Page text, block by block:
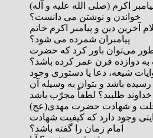
آیا پیامبر اکرم (صلی الله علیه و آله)
خواندن و نوشتن می دانست؟
اسلام آخرین دین و پیامبر اکرم خاتم
پیامبران شمرده می شود؟
1000- ‌چطور می‌توان باور کرد که حضرت
دوازده قرن عمر کرده باشد؟
در روایات شیعه، دعا یا دستوری وجود
باشد و بتوان به وسیله آن
998- رحلت و شهادت حضرت مهدی(عج)
وجود دارد که کیفیت شهادت
امام زمان را گفته باشد؟